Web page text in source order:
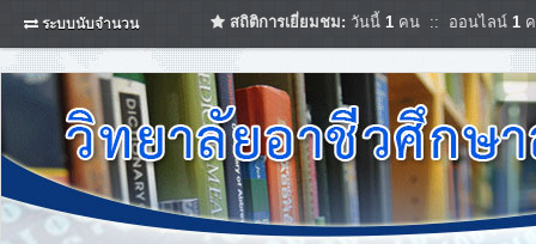
ระบบนับจำนวน สถิติการเยี่ยมชม: วันนี้ 1 คน :: ออนไลน์ 1